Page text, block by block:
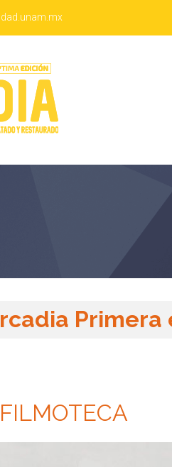
Primera